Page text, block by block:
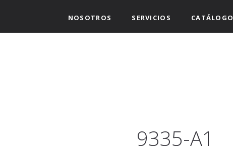
NOSOTROS SERVICIOS CATÁLOGO
9335-A1